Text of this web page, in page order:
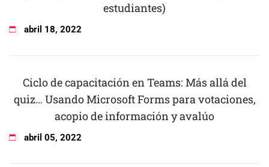
estudiantes)
abril 18, 2022
Ciclo de capacitación en Teams: Más allá del
quiz… Usando Microsoft Forms para votaciones,
acopio de información y avalúo
abril 05, 2022